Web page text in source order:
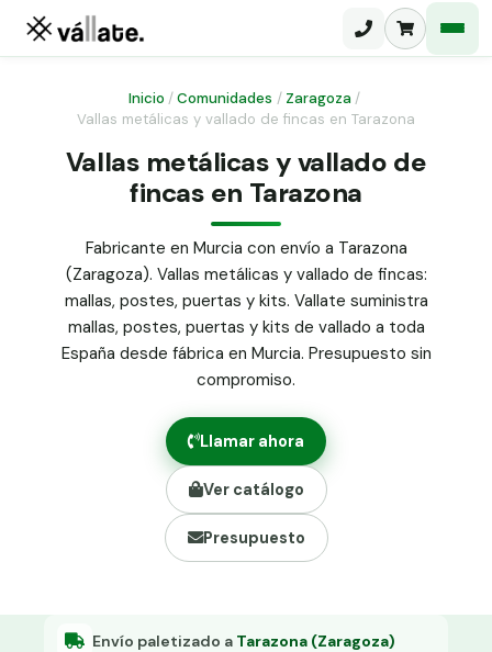
Malla ganadera
Malla simple torsión
Malla triple torsión
Panel malla H.
Puerta abatible dos hojas
Puerta acceso peatonal
Poste malla Hércules
Poste malla simple torsión
Alambre de espino galvanizado
Abrazadera PVC malla H.
Grapa malla H.
Grapadora
Tensor galvanizado
Inicio /Comunidades / Zaragoza /
Vallas metálicas y vallado de fincas en Tarazona
Vallas metálicas y vallado de
fincas en Tarazona
Fabricante en Murcia con envío a Tarazona
(Zaragoza). Vallas metálicas y vallado de fincas:
mallas, postes, puertas y kits. Vallate suministra
mallas, postes, puertas y kits de vallado a toda
España desde fábrica en Murcia. Presupuesto sin
compromiso.
Llamar ahora
Ver catálogo
Presupuesto
Envío paletizado a Tarazona (Zaragoza)